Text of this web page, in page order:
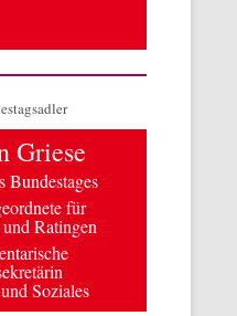
Griese
Bundestages
für
Ratingen
Soziales